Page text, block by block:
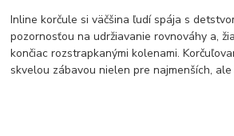
Inline korčule si väčšina ľudí spája s
pozornosťou na udržiavanie rovnováhy a,
končiac rozstrapkanými kolenami.
skvelou zábavou nielen pre najmenších,